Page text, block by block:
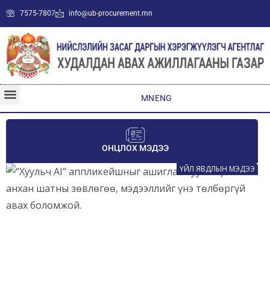
7575-7807 info@ub-procurement.mn
MNENG
ОНЦЛОХ МЭДЭЭ
ҮЙЛ ЯВДЛЫН МЭДЭЭ